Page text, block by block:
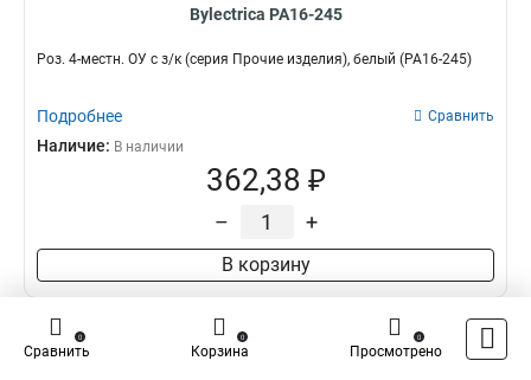
Bylectrica РА16-245
Роз. 4-местн. ОУ с з/к (серия Прочие изделия), белый (РА16-245)
Подробнее Сравнить
Наличие: В наличии
362,38 ₽
– +
В корзину
Сравнить
0
Корзина
0
Просмотрено
0